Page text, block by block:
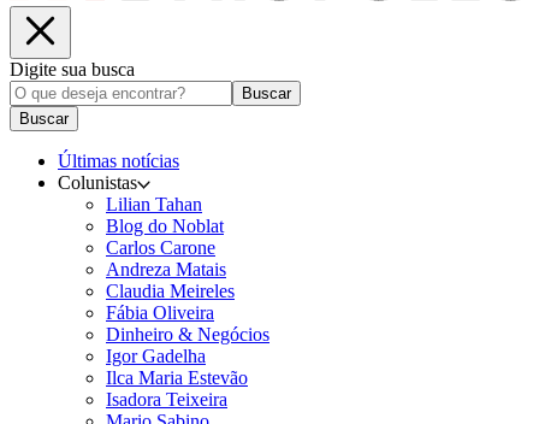
Digite sua busca
Buscar
Buscar
Últimas notícias
Colunistas
Lilian Tahan
Blog do Noblat
Carlos Carone
Andreza Matais
Claudia Meireles
Fábia Oliveira
Dinheiro & Negócios
Igor Gadelha
Ilca Maria Estevão
Isadora Teixeira